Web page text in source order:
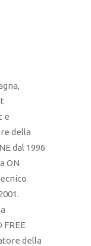
e
della
dal 1996
ON
FREE
della